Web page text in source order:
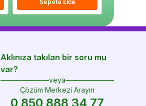
Sepete EkleSepete Ekle
Aklınıza takılan bir soru mu
var?
veya
Çözüm Merkezi Arayın
0 850 888 34 77